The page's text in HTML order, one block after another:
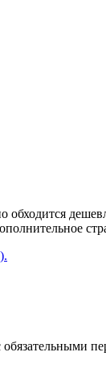
обходится